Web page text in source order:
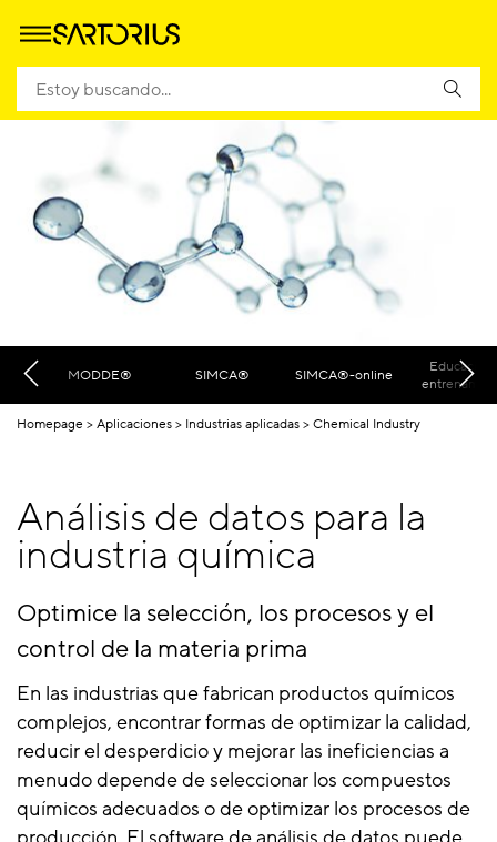
MODDE® SIMCA® SIMCA®-online
Educación
Homepage Aplicaciones Industrias aplicadas Chemical Industry
Análisis de datos para la
industria química
Optimice la selección, los procesos y el
control de la materia prima
En las industrias que fabrican productos químicos
complejos, encontrar formas de optimizar la calidad,
reducir el desperdicio y mejorar las ineficiencias a
menudo depende de seleccionar los compuestos
químicos adecuados o de optimizar los procesos de